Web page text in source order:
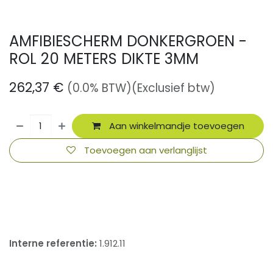
AMFIBIESCHERM DONKERGROEN -
ROL 20 METERS DIKTE 3MM
262,37 € (0.0% BTW)(Exclusief btw)
Aan winkelmandje toevoegen
Toevoegen aan verlanglijst
Interne referentie: 1.912.11